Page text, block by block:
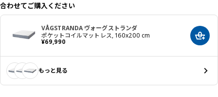
合わせてご購入ください
VÅGSTRANDA ヴォーグストランダ
ポケットコイルマットレス, 160x200 cm
¥69,990
価格 ¥ 69990 カー
もっと見る